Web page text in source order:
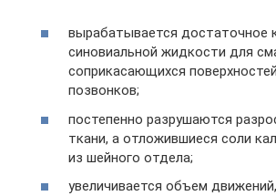
вырабатывается достаточное
синовиальной жидкости для
соприкасающихся
позвонков;
постепенно разрушаются
ткани, а отложившиеся соли
из шейного отдела;
увеличивается объем